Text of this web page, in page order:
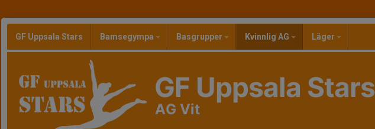
GF Uppsala Stars Bamsegympa Basgrupper Kvinnlig AG Läger
GF Uppsala Stars
AG Vit